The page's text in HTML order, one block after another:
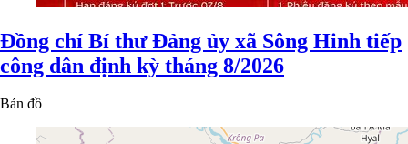
Đồng chí Bí thư Đảng ủy xã Sông Hinh tiếp
công dân định kỳ tháng 8/2026
Bản đồ